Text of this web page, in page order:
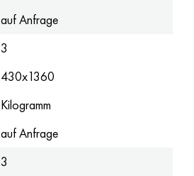
auf Anfrage
3
430x1360
Kilogramm
auf Anfrage
3